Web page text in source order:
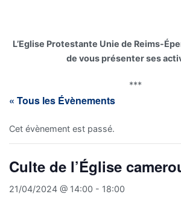
L’Eglise Protestante Unie de Reims-
de vous présenter ses
***
« Tous les Évènements
Cet évènement est passé.
Culte de l’Église
21/04/2024 @ 14:00 - 18:00